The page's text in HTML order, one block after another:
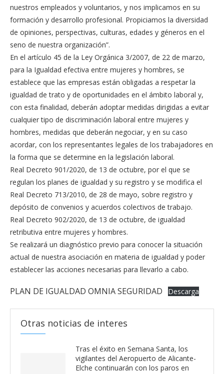
nuestros empleados y voluntarios, y nos implicamos en su
formación y desarrollo profesional. Propiciamos la diversidad
de opiniones, perspectivas, culturas, edades y géneros en el
seno de nuestra organización”.
En el artículo 45 de la Ley Orgánica 3/2007, de 22 de marzo,
para la Igualdad efectiva entre mujeres y hombres, se
establece que las empresas están obligadas a respetar la
igualdad de trato y de oportunidades en el ámbito laboral y,
con esta finalidad, deberán adoptar medidas dirigidas a evitar
cualquier tipo de discriminación laboral entre mujeres y
hombres, medidas que deberán negociar, y en su caso
acordar, con los representantes legales de los trabajadores en
la forma que se determine en la legislación laboral.
Real Decreto 901/2020, de 13 de octubre, por el que se
regulan los planes de igualdad y su registro y se modifica el
Real Decreto 713/2010, de 28 de mayo, sobre registro y
depósito de convenios y acuerdos colectivos de trabajo.
Real Decreto 902/2020, de 13 de octubre, de igualdad
retributiva entre mujeres y hombres.
Se realizará un diagnóstico previo para conocer la situación
actual de nuestra asociación en materia de igualdad y poder
establecer las acciones necesarias para llevarlo a cabo.
PLAN DE IGUALDAD OMNIA SEGURIDAD Descarga
Otras noticias de interes
Tras el éxito en Semana Santa, los
vigilantes del Aeropuerto de Alicante-
Elche continuarán con los paros en